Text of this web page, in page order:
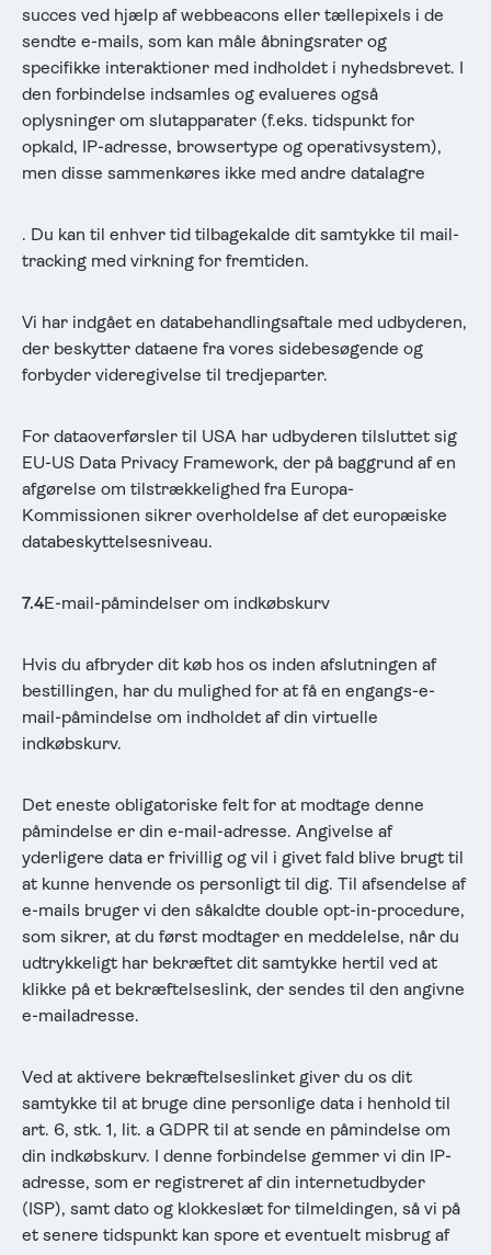
succes ved hjælp af webbeacons eller tællepixels i de
sendte e-mails, som kan måle åbningsrater og
specifikke interaktioner med indholdet i nyhedsbrevet. I
den forbindelse indsamles og evalueres også
oplysninger om slutapparater (f.eks. tidspunkt for
opkald, IP-adresse, browsertype og operativsystem),
men disse sammenkøres ikke med andre datalagre
. Du kan til enhver tid tilbagekalde dit samtykke til mail-
tracking med virkning for fremtiden.
Vi har indgået en databehandlingsaftale med udbyderen,
der beskytter dataene fra vores sidebesøgende og
forbyder videregivelse til tredjeparter.
For dataoverførsler til USA har udbyderen tilsluttet sig
EU-US Data Privacy Framework, der på baggrund af en
afgørelse om tilstrækkelighed fra Europa-
Kommissionen sikrer overholdelse af det europæiske
databeskyttelsesniveau.
7.4E-mail-påmindelser om indkøbskurv
Hvis du afbryder dit køb hos os inden afslutningen af
bestillingen, har du mulighed for at få en engangs-e-
mail-påmindelse om indholdet af din virtuelle
indkøbskurv.
Det eneste obligatoriske felt for at modtage denne
påmindelse er din e-mail-adresse. Angivelse af
yderligere data er frivillig og vil i givet fald blive brugt til
at kunne henvende os personligt til dig. Til afsendelse af
e-mails bruger vi den såkaldte double opt-in-procedure,
som sikrer, at du først modtager en meddelelse, når du
udtrykkeligt har bekræftet dit samtykke hertil ved at
klikke på et bekræftelseslink, der sendes til den angivne
e-mailadresse.
Ved at aktivere bekræftelseslinket giver du os dit
samtykke til at bruge dine personlige data i henhold til
art. 6, stk. 1, lit. a GDPR til at sende en påmindelse om
din indkøbskurv. I denne forbindelse gemmer vi din IP-
adresse, som er registreret af din internetudbyder
(ISP), samt dato og klokkeslæt for tilmeldingen, så vi på
et senere tidspunkt kan spore et eventuelt misbrug af